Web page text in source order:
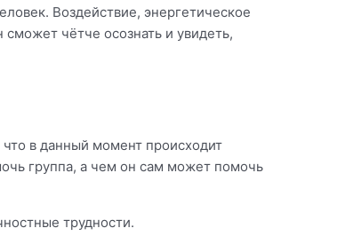
Воздействие, энергетическое
чётче осознать и увидеть,
в данный момент происходит
группа, а чем он сам может помочь
трудности.